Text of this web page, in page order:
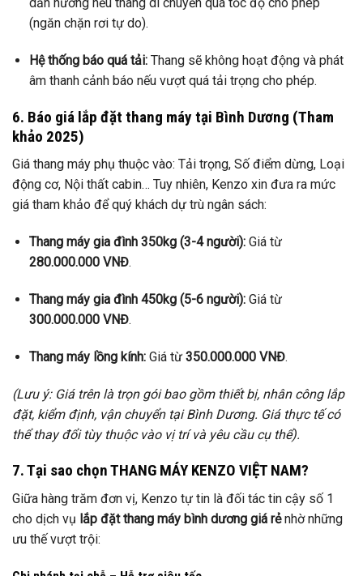
(ngăn chặn rơi tự do).
Hệ thống báo quá tải:Thang sẽ không hoạt động và phát
âm thanh cảnh báo nếu vượt quá tải trọng cho phép.
6. Báo giá lắp đặt thang máy tại Bình Dương (Tham
khảo 2025)
Giá thang máy phụ thuộc vào: Tải trọng, Số điểm dừng, Loại
động cơ, Nội thất cabin… Tuy nhiên, Kenzo xin đưa ra mức
giá tham khảo để quý khách dự trù ngân sách:
Thang máy gia đình 350kg (3-4 người):Giá từ
280.000.000 VNĐ.
Thang máy gia đình 450kg (5-6 người):Giá từ
300.000.000 VNĐ.
Thang máy lồng kính:Giá từ 350.000.000 VNĐ.
(Lưu ý: Giá trên là trọn gói bao gồm thiết bị, nhân công lắp
đặt, kiểm định, vận chuyển tại Bình Dương. Giá thực tế có
thể thay đổi tùy thuộc vào vị trí và yêu cầu cụ thể).
7. Tại sao chọn THANG MÁY KENZO VIỆT NAM?
Giữa hàng trăm đơn vị, Kenzo tự tin là đối tác tin cậy số 1
cho dịch vụ lắp đặt thang máy bình dương giá rẻnhờ những
ưu thế vượt trội: